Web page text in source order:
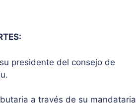
presidente del consejo de
a través de su mandataria